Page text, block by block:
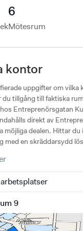
6
Mötesrum
kontor
uppgifter om
du tillgång till faktiska
Entreprenörsgatan
direkt av
möjliga dealen. Hittar
med en skräddarsydd
9